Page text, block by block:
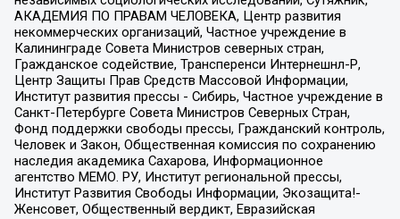
АКАДЕМИЯ ПО ПРАВАМ ЧЕЛОВЕКА, Центр развития
некоммерческих организаций, Частное учреждение в
Калининграде Совета Министров северных стран,
Гражданское содействие, Трансперенси Интернешнл-Р,
Центр Защиты Прав Средств Массовой Информации,
Институт развития прессы - Сибирь, Частное учреждение в
Санкт-Петербурге Совета Министров Северных Стран,
Фонд поддержки свободы прессы, Гражданский контроль,
Человек и Закон, Общественная комиссия по сохранению
наследия академика Сахарова, Информационное
агентство МЕМО. РУ, Институт региональной прессы,
Институт Развития Свободы Информации, Экозащита!-
Женсовет, Общественный вердикт, Евразийская